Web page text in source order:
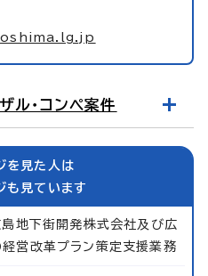
・コンペ案件
を見た人は
も見ています
島地下街開発株式会社及び広
営改革プラン策定支援業務